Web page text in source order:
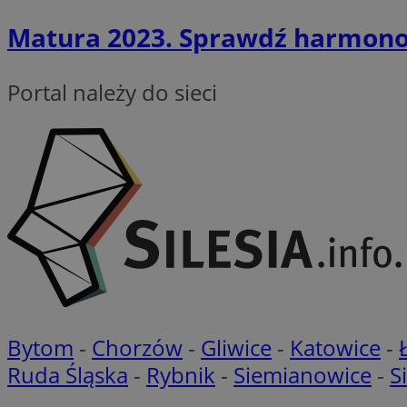
Matura 2023. Sprawdź
Portal należy do sieci
Bytom - Chorzów - Gliwice - Katowice -
Ruda Śląska - Rybnik - Siemianowice -
_ga_NBM6HFESG6
_clsk
__Secure-
ROLLOUT_TOKEN
IDE